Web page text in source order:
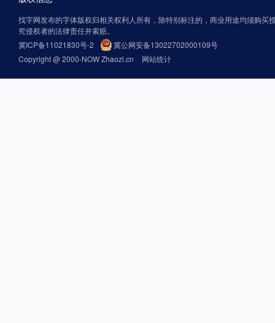
找字网发布的字体版权归相关权利人所有，除特别标注的，商业用途均须购买
究侵权者的法律责任并索赔。
冀ICP备11021830号-2
冀公网安备13022702000109号
Copyright @ 2000-NOW Zhaozi.cn
网站统计